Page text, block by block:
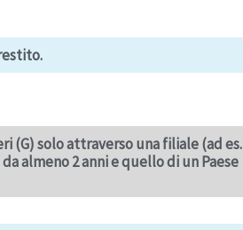
(G) solo attraverso una filiale (ad es.
almeno 2 anni e quello di un Paese